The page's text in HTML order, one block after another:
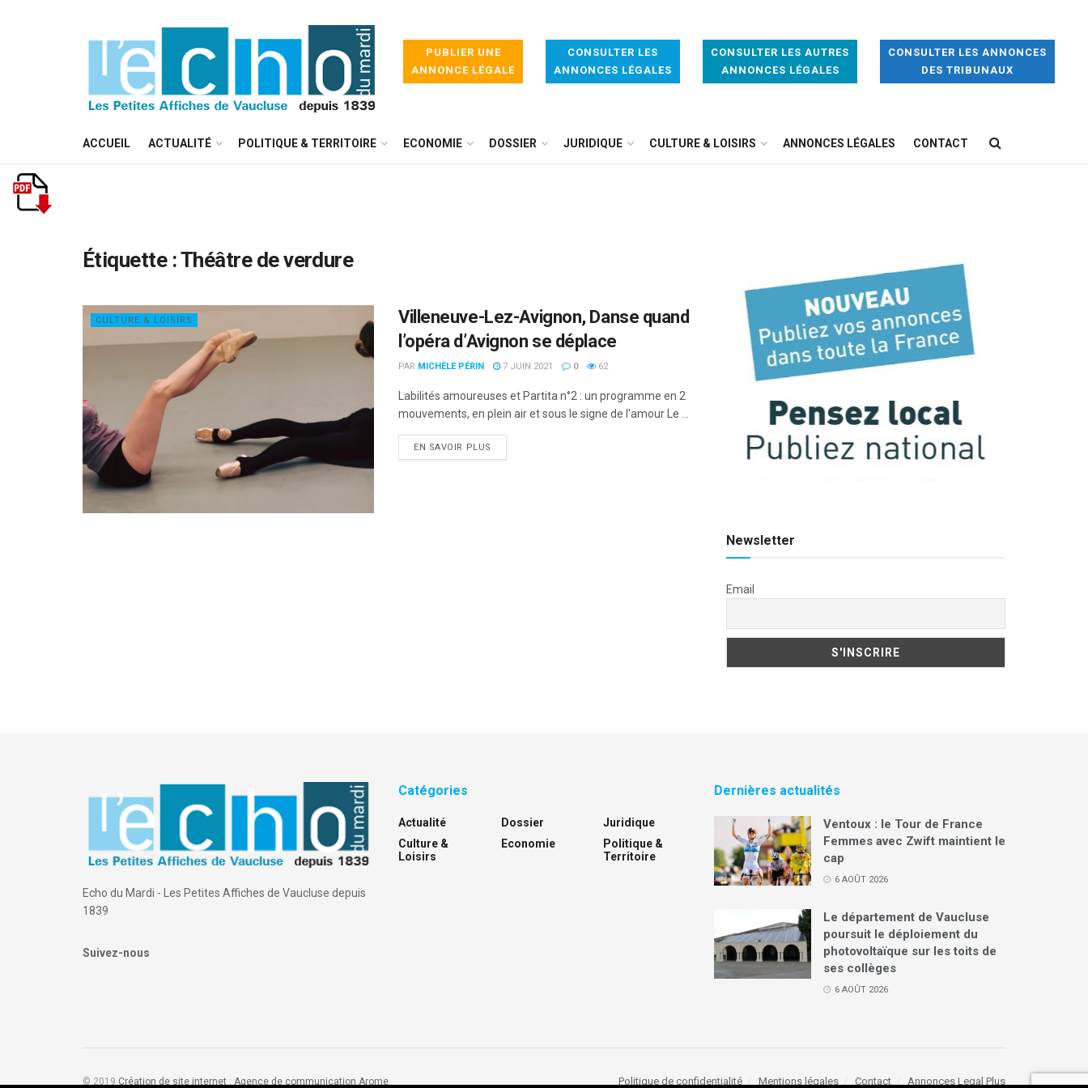
PUBLIER UNE
ANNONCE LÉGALE
CONSULTER LES
ANNONCES LÉGALES
CONSULTER LES AUTRES
ANNONCES LÉGALES
CONSULTER LES ANNONCES
DES TRIBUNAUX
ACCUEIL ACTUALITÉ POLITIQUE & TERRITOIRE ECONOMIE DOSSIER JURIDIQUE CULTURE & LOISIRS ANNONCES LÉGALES CONTACT
Étiquette :Théâtre de verdure
CULTURE & LOISIRS
Villeneuve-Lez-Avignon, Danse quand
l’opéra d’Avignon se déplace
PAR MICHÈLE PÉRIN 7 JUIN 2021 0 62
Labilités amoureuses et Partita n°2 : un programme en 2
mouvements, en plein air et sous le signe de l'amour Le ...
EN SAVOIR PLUS
Newsletter
Email
Echo du Mardi - Les Petites Affiches de Vaucluse depuis
1839
Suivez-nous
Catégories
Actualité
Culture &
Loisirs
Dossier
Economie
Juridique
Politique &
Territoire
Dernières actualités
Ventoux : le Tour de France
Femmes avec Zwift maintient le
cap
6 AOÛT 2026
Le département de Vaucluse
poursuit le déploiement du
photovoltaïque sur les toits de
ses collèges
6 AOÛT 2026
Politique de confidentialité Mentions légales Contact Annonces Legal Plus
© 2019 Création de site internet : Agence de communication Arome